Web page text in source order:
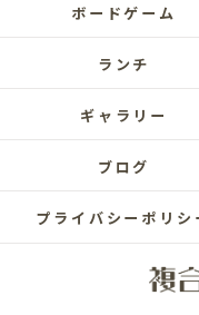
ボードゲーム
ランチ
ギャラリー
ブログ
プライバシーポリシ